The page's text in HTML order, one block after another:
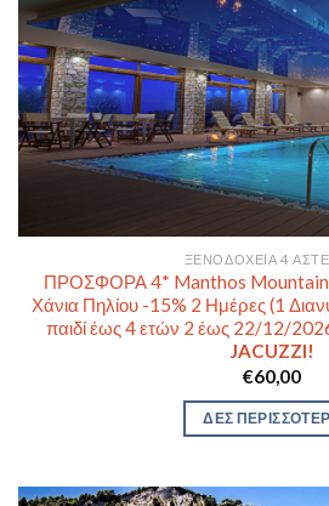
ΞΕΝΟΔΟΧΕΊΑ 4
ΠΡΟΣΦΟΡΑ 4* Manthos Mountain
Χάνια Πηλίου -15% 2 Ημέρες (1
παιδί έως 4 ετών 2 έως 22/12/
JACUZZI!
€60,00
ΔΕΣ